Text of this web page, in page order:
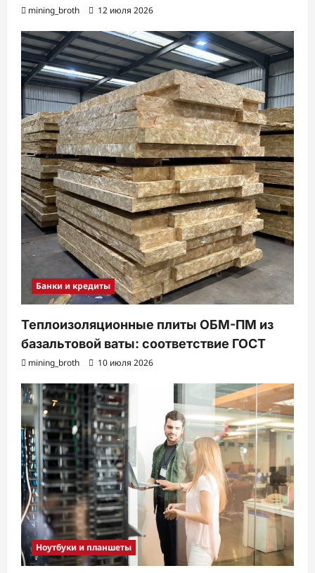
mining_broth 12 июля 2026
Банки и кредиты
Теплоизоляционные плиты ОБМ-ПМ из
базальтовой ваты: соответствие ГОСТ
mining_broth 10 июля 2026
Ноутбуки и планшеты